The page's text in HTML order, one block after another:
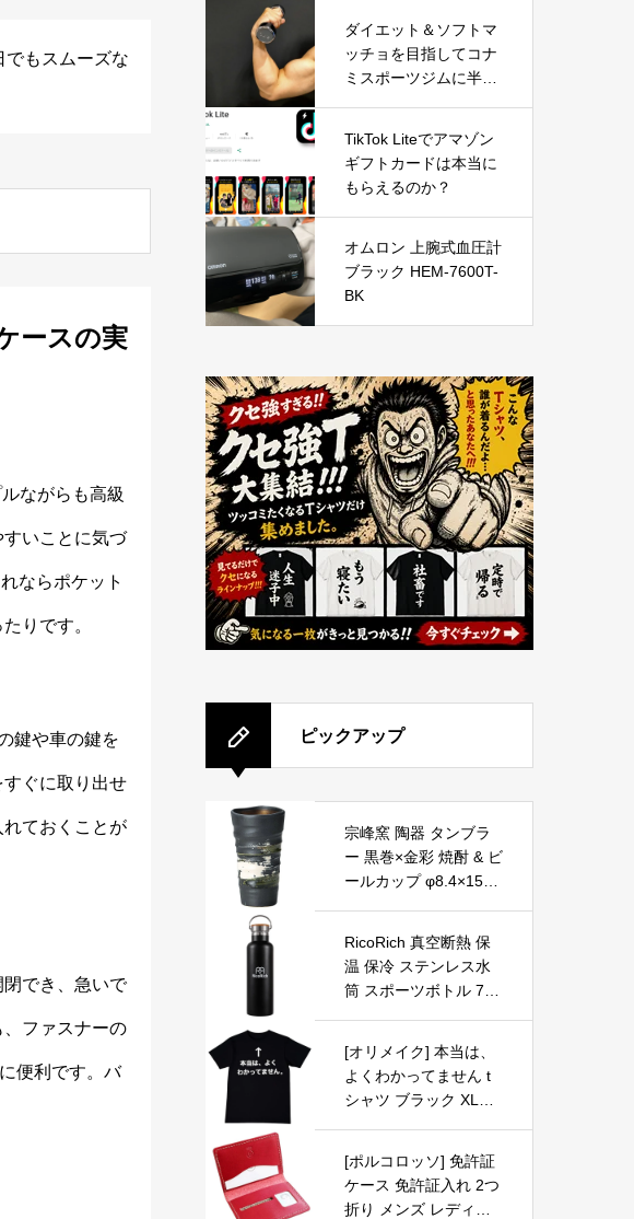
もスムーズな
ースの実
ながらも高級
いことに気づ
ならポケット
りです。
鍵や車の鍵を
ぐに取り出せ
ておくことが
でき、急いで
ファスナーの
便利です。バ
RP (ライスプロテイン
980g) の口コミ・評判
を徹底レビュー｜使用
感やおすすめな人を解
説
ダイエット＆ソフトマ
ッチョを目指してコナ
ミスポーツジムに半年
TikTok Liteでアマゾン
ギフトカードは本当に
もらえるのか？
オムロン 上腕式血圧計
ブラック HEM-7600T-
BK
ピックアップ
宗峰窯 陶器 タンブラ
ー 黒巻×金彩 焼酎 & ビ
ールカップ φ8.4×15c
RicoRich 真空断熱 保
温 保冷 ステンレス水
筒 スポーツボトル 750
[オリメイク] 本当は、
よくわかってません t
シャツ ブラック XLサ
[ポルコロッソ] 免許証
ケース 免許証入れ 2つ
折り メンズ レディー